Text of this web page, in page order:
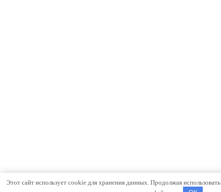
Этот сайт использует cookie для хранения данных. Продолжая